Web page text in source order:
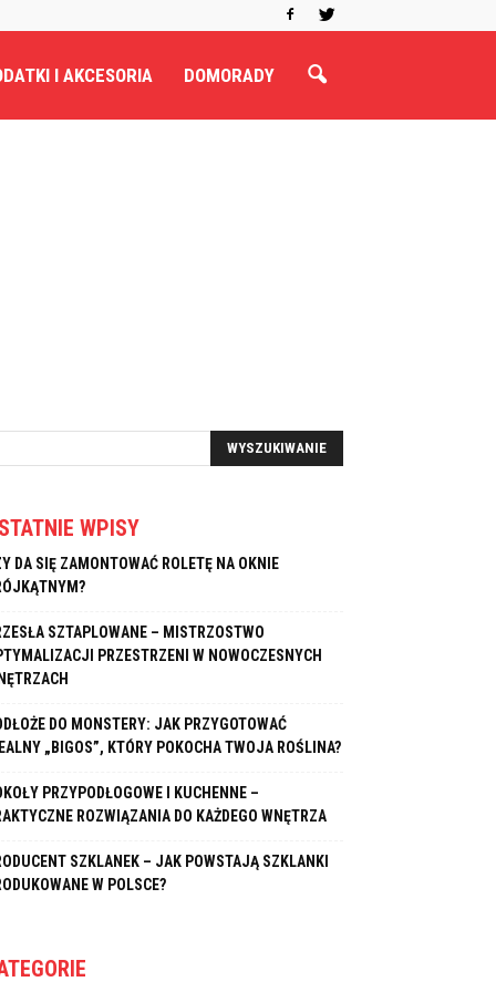
I AKCESORIA DOMORADY
WPISY
DA SIĘ ZAMONTOWAĆ ROLETĘ NA OKNIE
SZTAPLOWANE – MISTRZOSTWO
PRZESTRZENI W NOWOCZESNYCH
DO MONSTERY: JAK PRZYGOTOWAĆ
„BIGOS”, KTÓRY POKOCHA TWOJA ROŚLINA?
PRZYPODŁOGOWE I KUCHENNE –
ROZWIĄZANIA DO KAŻDEGO WNĘTRZA
SZKLANEK – JAK POWSTAJĄ SZKLANKI
W POLSCE?